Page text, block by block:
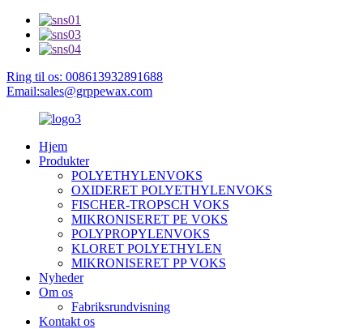
Ring til os: 008613932891688
Email:sales@grppewax.com
Hjem
Produkter
POLYETHYLENVOKS
OXIDERET POLYETHYLENVOKS
FISCHER-TROPSCH VOKS
MIKRONISERET PE VOKS
POLYPROPYLENVOKS
KLORET POLYETHYLEN
MIKRONISERET PP VOKS
Nyheder
Om os
Fabriksrundvisning
Kontakt os